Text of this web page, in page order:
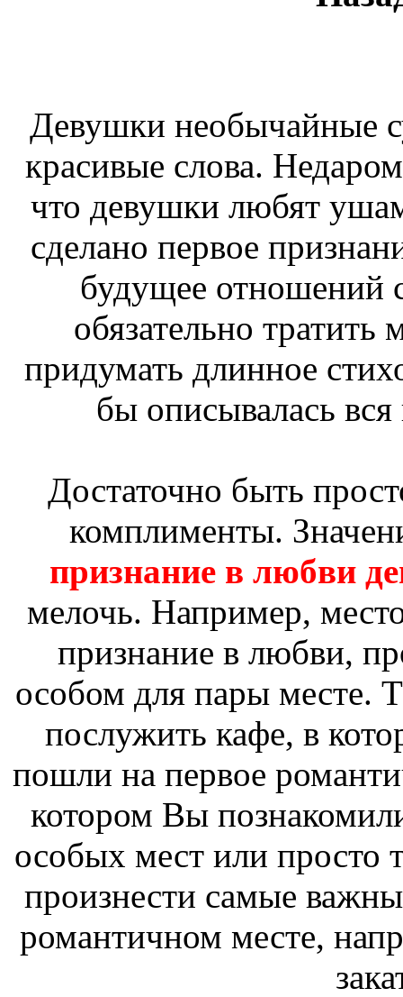
Девушки необычайные
красивые слова.
что девушки любят
сделано первое
будущее отношений
обязательно
придумать длинное
бы описывалась
Достаточно быть
комплименты.
признание в любви
мелочь. Например,
признание в любви,
особом для пары месте.
послужить кафе, в
пошли на первое
котором Вы
особых мест или просто
произнести самые
романтичном месте,